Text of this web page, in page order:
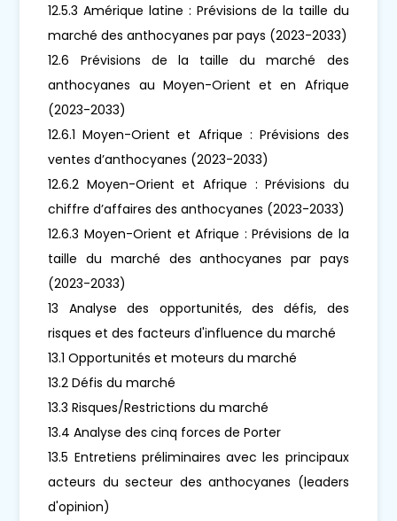
12.5.3 Amérique latine : Prévisions de la taille du
marché des anthocyanes par pays (2023-2033)
12.6 Prévisions de la taille du marché des
anthocyanes au Moyen-Orient et en Afrique
(2023-2033)
12.6.1 Moyen-Orient et Afrique : Prévisions des
ventes d’anthocyanes (2023-2033)
12.6.2 Moyen-Orient et Afrique : Prévisions du
chiffre d’affaires des anthocyanes (2023-2033)
12.6.3 Moyen-Orient et Afrique : Prévisions de la
taille du marché des anthocyanes par pays
(2023-2033)
13 Analyse des opportunités, des défis, des
risques et des facteurs d'influence du marché
13.1 Opportunités et moteurs du marché
13.2 Défis du marché
13.3 Risques/Restrictions du marché
13.4 Analyse des cinq forces de Porter
13.5 Entretiens préliminaires avec les principaux
acteurs du secteur des anthocyanes (leaders
d'opinion)